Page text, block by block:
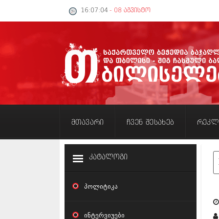
16:07:05 - 08 აგვისტო
მთავარი ჩვენ შესახებ
კატალოგი
პოლიტიკა
ინტერვიუები